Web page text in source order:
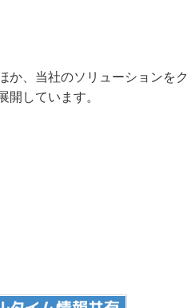
か、当社のソリューションをク
開しています。